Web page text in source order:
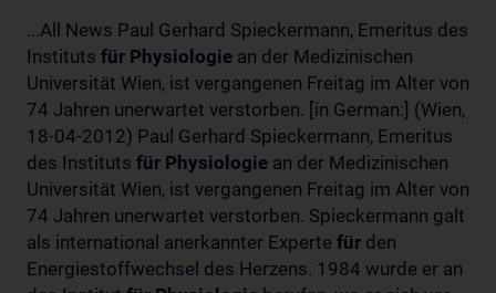
...All News Paul Gerhard Spieckermann, Emeritus des
Instituts für Physiologie an der Medizinischen
Universität Wien, ist vergangenen Freitag im Alter von
74 Jahren unerwartet verstorben. [in German:] (Wien,
18-04-2012) Paul Gerhard Spieckermann, Emeritus
des Instituts für Physiologie an der Medizinischen
Universität Wien, ist vergangenen Freitag im Alter von
74 Jahren unerwartet verstorben. Spieckermann galt
als international anerkannter Experte für den
Energiestoffwechsel des Herzens. 1984 wurde er an